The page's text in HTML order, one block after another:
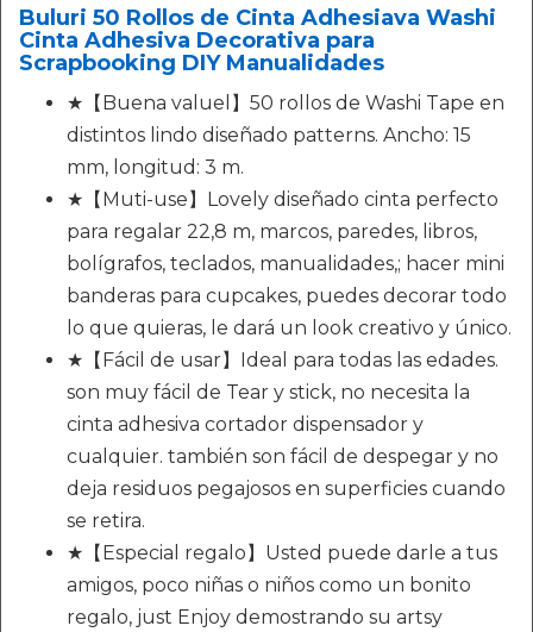
Buluri 50 Rollos de Cinta Adhesiava Washi
Cinta Adhesiva Decorativa para
Scrapbooking DIY Manualidades
★【Buena valuel】50 rollos de Washi Tape en
distintos lindo diseñado patterns. Ancho: 15
mm, longitud: 3 m.
★【Muti-use】Lovely diseñado cinta perfecto
para regalar 22,8 m, marcos, paredes, libros,
bolígrafos, teclados, manualidades,; hacer mini
banderas para cupcakes, puedes decorar todo
lo que quieras, le dará un look creativo y único.
★【Fácil de usar】Ideal para todas las edades.
son muy fácil de Tear y stick, no necesita la
cinta adhesiva cortador dispensador y
cualquier. también son fácil de despegar y no
deja residuos pegajosos en superficies cuando
se retira.
★【Especial regalo】Usted puede darle a tus
amigos, poco niñas o niños como un bonito
regalo, just Enjoy demostrando su artsy